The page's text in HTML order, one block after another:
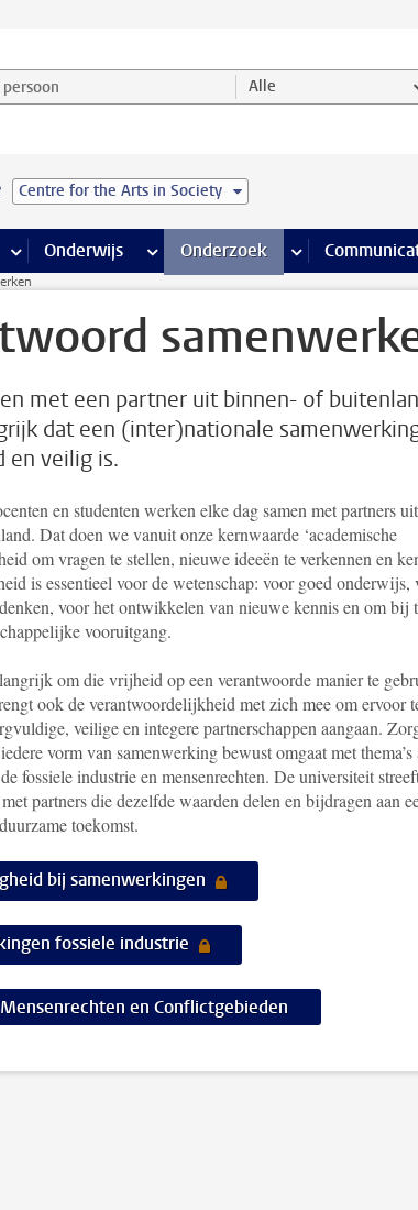
en selecteer categorie Alle
Centre for the Arts in Society
meer Faciliteiten pagina’s
Onderwijs meer Onderwijs pagina’s
Onderzoek meer Onderzoek
met een partner uit binnen- of
dat een (inter)nationale
en veilig is.
en studenten werken elke dag samen met partners uit
Dat doen we vanuit onze kernwaarde ‘academische
om vragen te stellen, nieuwe ideeën te verkennen en
is essentieel voor de wetenschap: voor goed onderwijs,
voor het ontwikkelen van nieuwe kennis en om bij
vooruitgang.
om die vrijheid op een verantwoorde manier te
ook de verantwoordelijkheid met zich mee om ervoor
veilige en integere partnerschappen aangaan.
vorm van samenwerking bewust omgaat met thema’s
fossiele industrie en mensenrechten. De universiteit
partners die dezelfde waarden delen en bijdragen aan
toekomst.
bij samenwerkingen
fossiele industrie
en Conflictgebieden